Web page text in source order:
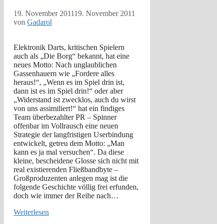
19. November 201119. November 2011
von Gadarol
Elektronik Darts, kritischen Spielern
auch als „Die Borg“ bekannt, hat eine
neues Motto: Nach unglaublichen
Gassenhauern wie „Fordere alles
heraus!“, „Wenn es im Spiel drin ist,
dann ist es im Spiel drin!“ oder aber
„Widerstand ist zwecklos, auch du wirst
von uns assimiliert!“ hat ein findiges
Team überbezahlter PR – Spinner
offenbar im Vollrausch eine neuen
Strategie der langfristigen Userbindung
entwickelt, getreu dem Motto: „Man
kann es ja mal versuchen“. Da diese
kleine, bescheidene Glosse sich nicht mit
real existierenden Fließbandbyte –
Großproduzenten anlegen mag ist die
folgende Geschichte völlig frei erfunden,
doch wie immer der Reihe nach…
Weiterlesen